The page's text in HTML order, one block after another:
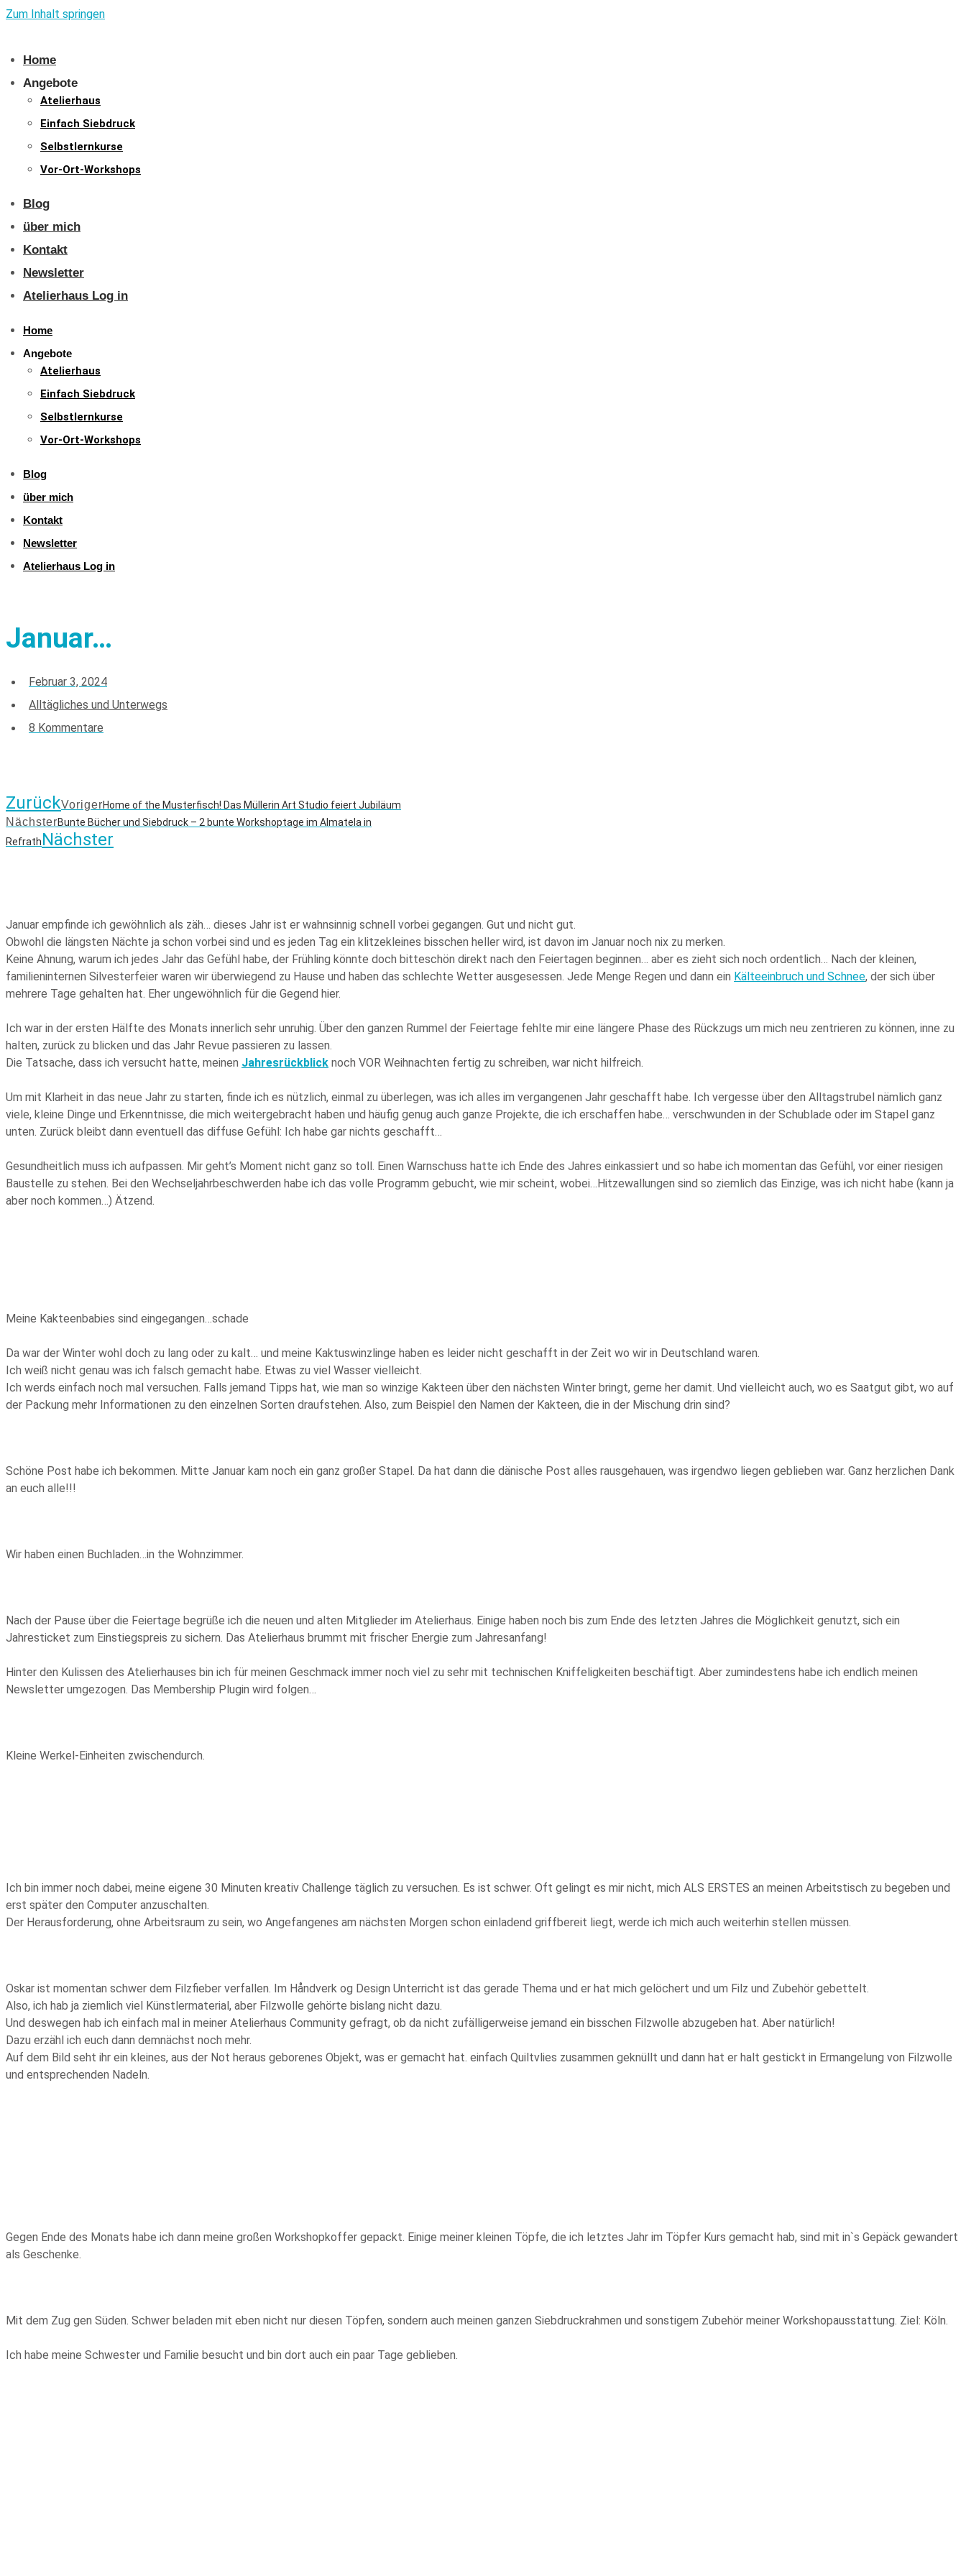
Zum Inhalt springen
Home
Angebote
Atelierhaus
Einfach Siebdruck
Selbstlernkurse
Vor-Ort-Workshops
Blog
über mich
Kontakt
Newsletter
Atelierhaus Log in
Home
Angebote
Atelierhaus
Einfach Siebdruck
Selbstlernkurse
Vor-Ort-Workshops
Blog
über mich
Kontakt
Newsletter
Atelierhaus Log in
Januar…
Februar 3, 2024
Alltägliches und Unterwegs
8 Kommentare
ZurückVorigerHome of the Musterfisch! Das Müllerin Art Studio feiert Jubiläum
NächsterBunte Bücher und Siebdruck – 2 bunte Workshoptage im Almatela in
RefrathNächster
Januar empfinde ich gewöhnlich als zäh… dieses Jahr ist er wahnsinnig schnell vorbei gegangen. Gut und nicht gut.
Obwohl die längsten Nächte ja schon vorbei sind und es jeden Tag ein klitzekleines bisschen heller wird, ist davon im Januar noch nix zu merken.
Keine Ahnung, warum ich jedes Jahr das Gefühl habe, der Frühling könnte doch bitteschön direkt nach den Feiertagen beginnen… aber es zieht sich noch ordentlich… Nach der kleinen,
familieninternen Silvesterfeier waren wir überwiegend zu Hause und haben das schlechte Wetter ausgesessen. Jede Menge Regen und dann ein Kälteeinbruch und Schnee, der sich über
mehrere Tage gehalten hat. Eher ungewöhnlich für die Gegend hier.
Ich war in der ersten Hälfte des Monats innerlich sehr unruhig. Über den ganzen Rummel der Feiertage fehlte mir eine längere Phase des Rückzugs um mich neu zentrieren zu können, inne zu
halten, zurück zu blicken und das Jahr Revue passieren zu lassen.
Die Tatsache, dass ich versucht hatte, meinen Jahresrückblick noch VOR Weihnachten fertig zu schreiben, war nicht hilfreich.
Um mit Klarheit in das neue Jahr zu starten, finde ich es nützlich, einmal zu überlegen, was ich alles im vergangenen Jahr geschafft habe. Ich vergesse über den Alltagstrubel nämlich ganz
viele, kleine Dinge und Erkenntnisse, die mich weitergebracht haben und häufig genug auch ganze Projekte, die ich erschaffen habe… verschwunden in der Schublade oder im Stapel ganz
unten. Zurück bleibt dann eventuell das diffuse Gefühl: Ich habe gar nichts geschafft…
Gesundheitlich muss ich aufpassen. Mir geht’s Moment nicht ganz so toll. Einen Warnschuss hatte ich Ende des Jahres einkassiert und so habe ich momentan das Gefühl, vor einer riesigen
Baustelle zu stehen. Bei den Wechseljahrbeschwerden habe ich das volle Programm gebucht, wie mir scheint, wobei…Hitzewallungen sind so ziemlich das Einzige, was ich nicht habe (kann ja
aber noch kommen…) Ätzend.
Meine Kakteenbabies sind eingegangen…schade
Da war der Winter wohl doch zu lang oder zu kalt… und meine Kaktuswinzlinge haben es leider nicht geschafft in der Zeit wo wir in Deutschland waren.
Ich weiß nicht genau was ich falsch gemacht habe. Etwas zu viel Wasser vielleicht.
Ich werds einfach noch mal versuchen. Falls jemand Tipps hat, wie man so winzige Kakteen über den nächsten Winter bringt, gerne her damit. Und vielleicht auch, wo es Saatgut gibt, wo auf
der Packung mehr Informationen zu den einzelnen Sorten draufstehen. Also, zum Beispiel den Namen der Kakteen, die in der Mischung drin sind?
Schöne Post habe ich bekommen. Mitte Januar kam noch ein ganz großer Stapel. Da hat dann die dänische Post alles rausgehauen, was irgendwo liegen geblieben war. Ganz herzlichen Dank
an euch alle!!!
Wir haben einen Buchladen…in the Wohnzimmer.
Nach der Pause über die Feiertage begrüße ich die neuen und alten Mitglieder im Atelierhaus. Einige haben noch bis zum Ende des letzten Jahres die Möglichkeit genutzt, sich ein
Jahresticket zum Einstiegspreis zu sichern. Das Atelierhaus brummt mit frischer Energie zum Jahresanfang!
Hinter den Kulissen des Atelierhauses bin ich für meinen Geschmack immer noch viel zu sehr mit technischen Kniffeligkeiten beschäftigt. Aber zumindestens habe ich endlich meinen
Newsletter umgezogen. Das Membership Plugin wird folgen…
Kleine Werkel-Einheiten zwischendurch.
Ich bin immer noch dabei, meine eigene 30 Minuten kreativ Challenge täglich zu versuchen. Es ist schwer. Oft gelingt es mir nicht, mich ALS ERSTES an meinen Arbeitstisch zu begeben und
erst später den Computer anzuschalten.
Der Herausforderung, ohne Arbeitsraum zu sein, wo Angefangenes am nächsten Morgen schon einladend griffbereit liegt, werde ich mich auch weiterhin stellen müssen.
Oskar ist momentan schwer dem Filzfieber verfallen. Im Håndverk og Design Unterricht ist das gerade Thema und er hat mich gelöchert und um Filz und Zubehör gebettelt.
Also, ich hab ja ziemlich viel Künstlermaterial, aber Filzwolle gehörte bislang nicht dazu.
Und deswegen hab ich einfach mal in meiner Atelierhaus Community gefragt, ob da nicht zufälligerweise jemand ein bisschen Filzwolle abzugeben hat. Aber natürlich!
Dazu erzähl ich euch dann demnächst noch mehr.
Auf dem Bild seht ihr ein kleines, aus der Not heraus geborenes Objekt, was er gemacht hat. einfach Quiltvlies zusammen geknüllt und dann hat er halt gestickt in Ermangelung von Filzwolle
und entsprechenden Nadeln.
Gegen Ende des Monats habe ich dann meine großen Workshopkoffer gepackt. Einige meiner kleinen Töpfe, die ich letztes Jahr im Töpfer Kurs gemacht hab, sind mit in`s Gepäck gewandert
als Geschenke.
Mit dem Zug gen Süden. Schwer beladen mit eben nicht nur diesen Töpfen, sondern auch meinen ganzen Siebdruckrahmen und sonstigem Zubehör meiner Workshopausstattung. Ziel: Köln.
Ich habe meine Schwester und Familie besucht und bin dort auch ein paar Tage geblieben.